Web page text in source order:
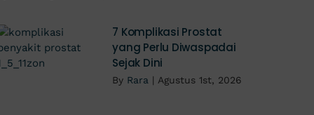
7 Komplikasi Prostat
yang Perlu Diwaspadai
Sejak Dini
By Rara | Agustus 1st, 2026